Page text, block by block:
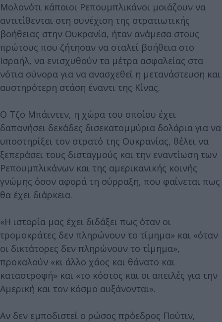
Μολονότι κάποιοι Ρεπουμπλικάνοι μοιάζουν να
αντιτίθενται στη συνέχιση της στρατιωτικής
βοήθειας στην Ουκρανία, ήταν ανάμεσα στους
πρώτους που ζήτησαν να σταλεί βοήθεια στο
Ισραήλ, να ενισχυθούν τα μέτρα ασφαλείας στα
νότια σύνορα για να ανασχεθεί η μετανάστευση και
αυστηρότερη στάση έναντι της Κίνας.
Ο Τζο Μπάιντεν, η χώρα του οποίου έχει
δαπανήσει δεκάδες δισεκατομμύρια δολάρια για να
υποστηρίξει τον στρατό της Ουκρανίας, θέλει να
ξεπεράσει τους δισταγμούς και την εναντίωση των
Ρεπουμπλικάνων και της αμερικανικής κοινής
γνώμης όσον αφορά τη σύρραξη, που φαίνεται πως
θα έχει διάρκεια.
«Η ιστορία μας έχει διδάξει πως όταν οι
τρομοκράτες δεν πληρώνουν το τίμημα» και «όταν
οι δικτάτορες δεν πληρώνουν το τίμημα»,
προκαλούν «κι άλλο χάος και θάνατο και
καταστροφή» και «το κόστος και οι απειλές για την
Αμερική και τον κόσμο αυξάνονται».
Αν δεν εμποδιστεί ο ρώσος πρόεδρος Πούτιν,